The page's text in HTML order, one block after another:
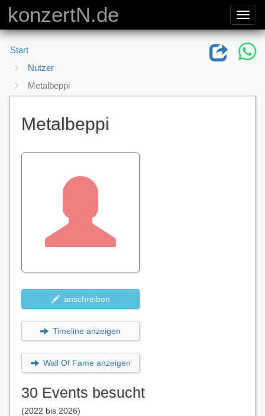
konzertN.de
Start
Nutzer
Metalbeppi
Metalbeppi
anschreiben
Timeline anzeigen
Wall Of Fame anzeigen
30 Events besucht
(2022 bis 2026)